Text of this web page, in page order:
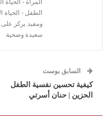
المرأة -
الطفل -
ومفيد يركز على
سعيدة وصحية
السابق بوست
كيفية تحسين نفسية الطفل
الحزين | حنان أسرتي